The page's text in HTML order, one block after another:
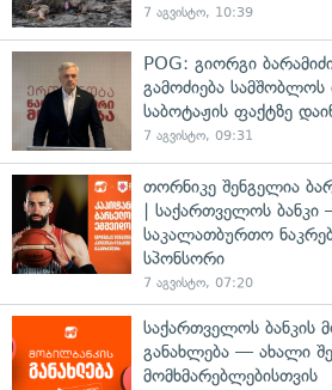
7 აგვისტო, 10:39
POG: გიორგი
გამოძიება
საბოტაჟის ფაქტზე
7 აგვისტო, 09:31
თორნიკე შენგელია
| საქართველოს
საკალათბურთო
სპონსორი
7 აგვისტო, 07:20
საქართველოს ბანკის
განახლება — ახალი
მომხმარებლებისთვის